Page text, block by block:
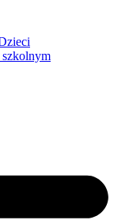
szkolnym